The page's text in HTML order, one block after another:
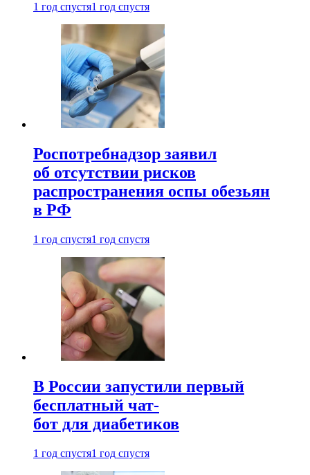
1 год спустя1 год спустя
Роспотребнадзор заявил
об отсутствии рисков
распространения оспы обезьян
в РФ
1 год спустя1 год спустя
В России запустили первый
бесплатный чат-
бот для диабетиков
1 год спустя1 год спустя